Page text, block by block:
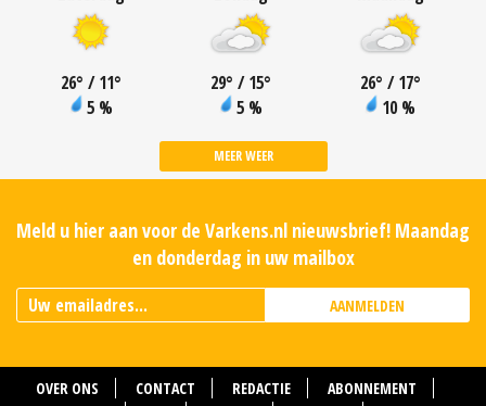
26° / 11°
5 %
29° / 15°
5 %
26° / 17°
10 %
MEER WEER
Meld u hier aan voor de Varkens.nl nieuwsbrief! Maandag
en donderdag in uw mailbox
AANMELDEN
OVER ONS CONTACT REDACTIE
ABONNEMENT